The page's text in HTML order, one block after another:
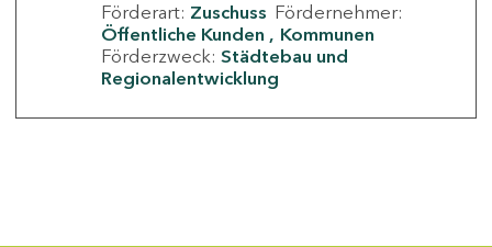
Förderart: Zuschuss Fördernehmer:
Öffentliche Kunden
Kommunen
Förderzweck: Städtebau und
Regionalentwicklung